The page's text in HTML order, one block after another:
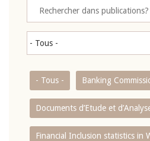
- Tous - Banking
Documents d’Etude et
Financial Inclusion statistics in